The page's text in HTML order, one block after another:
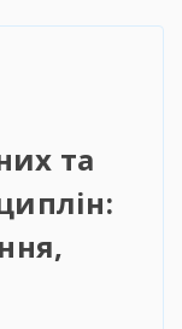
та